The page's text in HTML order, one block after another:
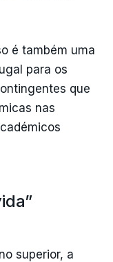
é também uma
para os
que
nas
superior, a